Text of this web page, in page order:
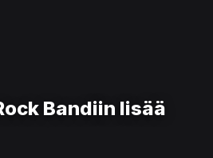
Bandiin lisää